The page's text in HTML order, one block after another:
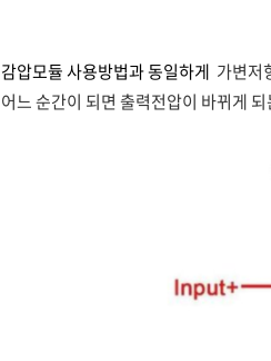
감압모듈 사용방법과 동일하게 가변저
어느 순간이 되면 출력전압이 바뀌게